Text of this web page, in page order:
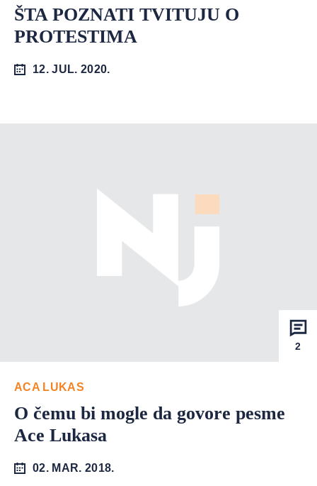
ŠTA POZNATI TVITUJU O
PROTESTIMA
12. JUL. 2020.
2
ACA LUKAS
O čemu bi mogle da govore pesme
Ace Lukasa
02. MAR. 2018.